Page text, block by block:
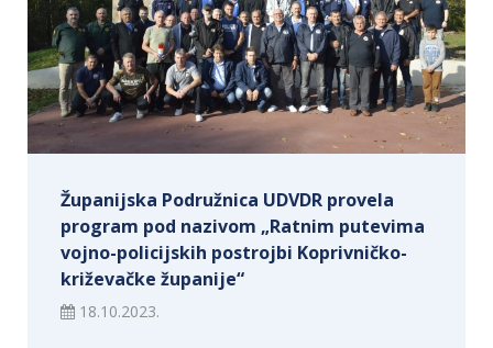
Županijska Podružnica UDVDR provela
program pod nazivom „Ratnim putevima
vojno-policijskih postrojbi Koprivničko-
križevačke županije“
18.10.2023.